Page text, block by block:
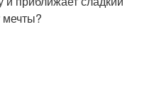
мечты?